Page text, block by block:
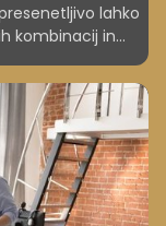
lahko
kombinacij in